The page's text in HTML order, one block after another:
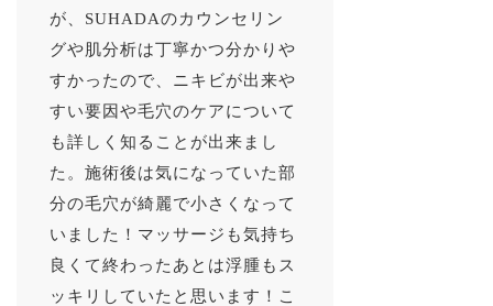
が、SUHADAのカウンセリン
グや肌分析は丁寧かつ分かりや
すかったので、ニキビが出来や
すい要因や毛穴のケアについて
も詳しく知ることが出来まし
た。施術後は気になっていた部
分の毛穴が綺麗で小さくなって
いました！マッサージも気持ち
良くて終わったあとは浮腫もス
ッキリしていたと思います！こ